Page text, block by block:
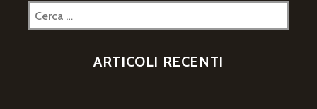
Ricerca
per:
ARTICOLI RECENTI